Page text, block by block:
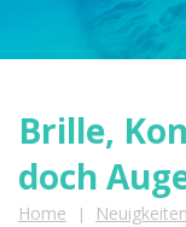
Brille,
doch
Home | Neuigkeiten